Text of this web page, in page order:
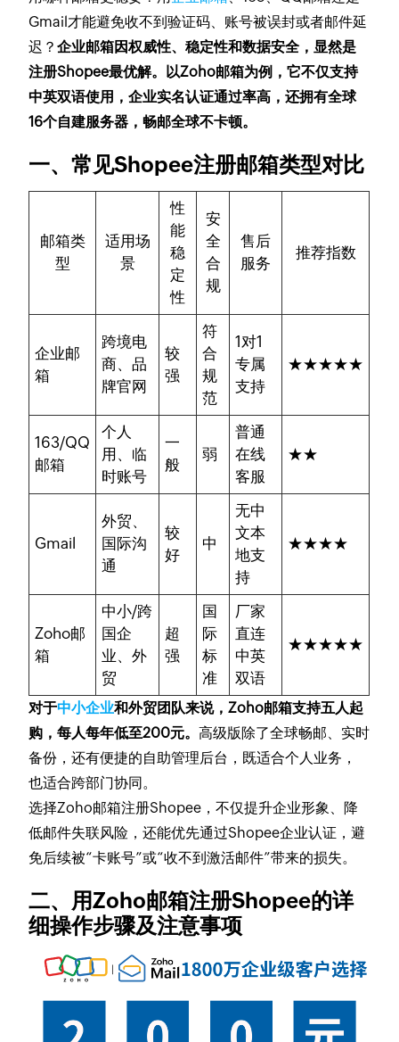
Gmail才能避免收不到验证码、账号被误封或者邮件延
迟？企业邮箱因权威性、稳定性和数据安全，显然是
注册Shopee最优解。以Zoho邮箱为例，它不仅支持
中英双语使用，企业实名认证通过率高，还拥有全球
16个自建服务器，畅邮全球不卡顿。
一、常见Shopee注册邮箱类型对比
邮箱类
型
适用场
景
性
能
稳
定
性
安
全
合
规
售后
服务
推荐指数
企业邮
箱
跨境电
商、品
牌官网
较
强
符
合
规
范
1对1
专属
支持
★★★★★
163/QQ
邮箱
个人
用、临
时账号
一
般
弱
普通
在线
客服
★★
Gmail
外贸、
国际沟
通
较
好
中
无中
文本
地支
持
★★★★
Zoho邮
箱
中小/跨
国企
业、外
贸
超
强
国
际
标
准
厂家
直连
中英
双语
★★★★★
对于中小企业和外贸团队来说，Zoho邮箱支持五人起
购，每人每年低至200元。高级版除了全球畅邮、实时
备份，还有便捷的自助管理后台，既适合个人业务，
也适合跨部门协同。
选择Zoho邮箱注册Shopee，不仅提升企业形象、降
低邮件失联风险，还能优先通过Shopee企业认证，避
免后续被“卡账号”或“收不到激活邮件”带来的损失。
二、用Zoho邮箱注册Shopee的详
细操作步骤及注意事项